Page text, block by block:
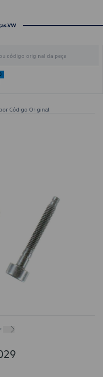
Código Original